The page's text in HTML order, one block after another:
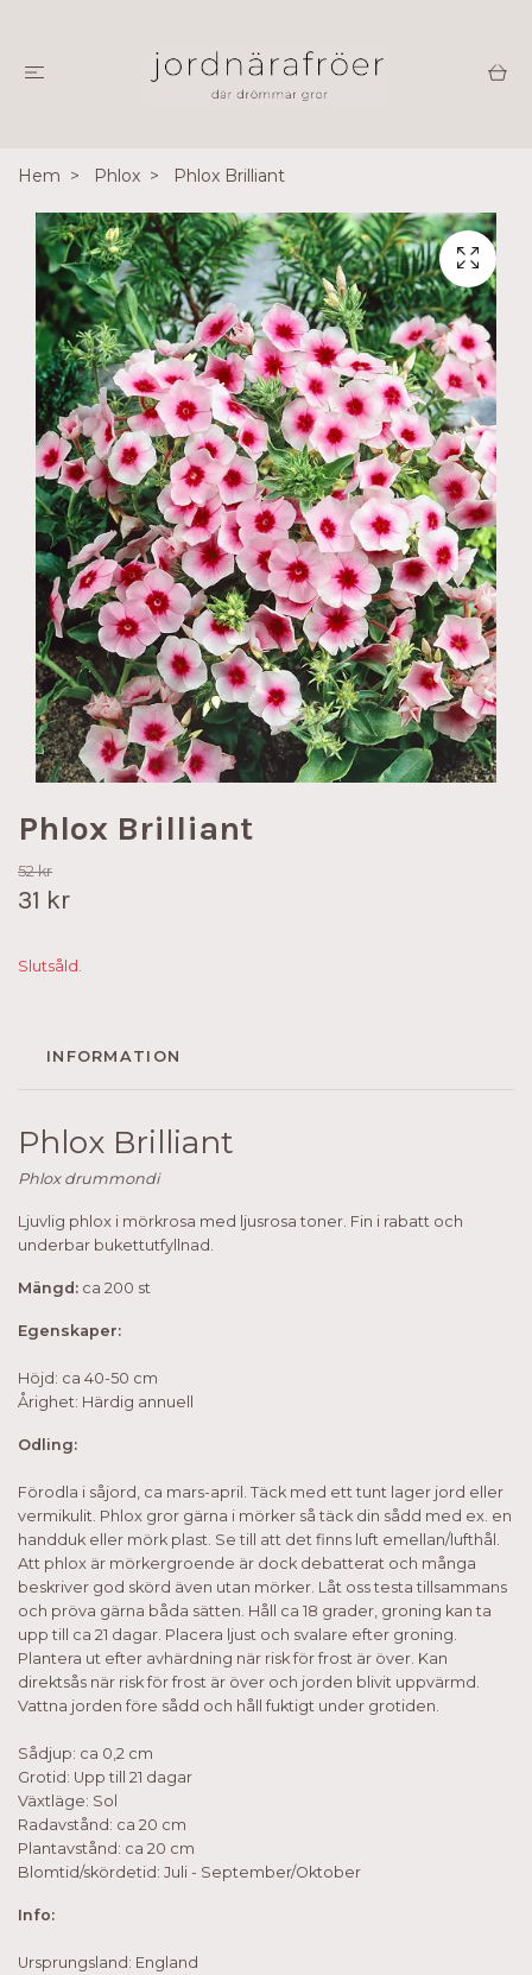
Hem Phlox Phlox Brilliant
Phlox Brilliant
52 kr
31 kr
Slutsåld.
INFORMATION
Phlox Brilliant
Phlox drummondi
Ljuvlig phlox i mörkrosa med ljusrosa toner. Fin i rabatt och
underbar bukettutfyllnad.
Mängd: ca 200 st
Egenskaper:
Höjd: ca 40-50 cm
Årighet: Härdig annuell
Odling:
Förodla i såjord, ca mars-april. Täck med ett tunt lager jord eller
vermikulit. Phlox gror gärna i mörker så täck din sådd med ex. en
handduk eller mörk plast. Se till att det finns luft emellan/lufthål.
Att phlox är mörkergroende är dock debatterat och många
beskriver god skörd även utan mörker. Låt oss testa tillsammans
och pröva gärna båda sätten. Håll ca 18 grader, groning kan ta
upp till ca 21 dagar. Placera ljust och svalare efter groning.
Plantera ut efter avhärdning när risk för frost är över. Kan
direktsås när risk för frost är över och jorden blivit uppvärmd.
Vattna jorden före sådd och håll fuktigt under grotiden.
Sådjup: ca 0,2 cm
Grotid: Upp till 21 dagar
Växtläge: Sol
Radavstånd: ca 20 cm
Plantavstånd: ca 20 cm
Blomtid/skördetid: Juli - September/Oktober
Info:
Ursprungsland: England